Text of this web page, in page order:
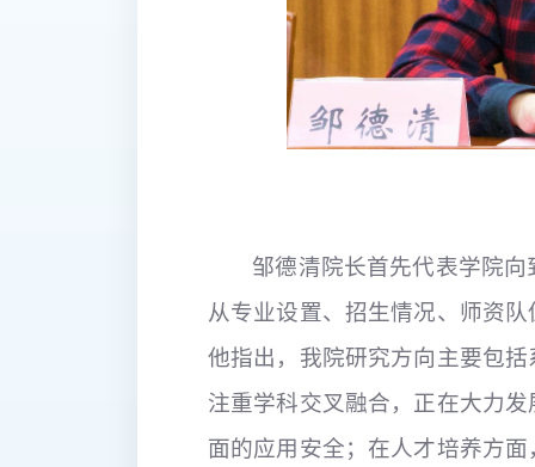
邹德清院长首先代表学院
从专业设置、招生情况、师资
他指出，我院研究方向主要包
注重学科交叉融合，正在大力
面的应用安全；在人才培养方